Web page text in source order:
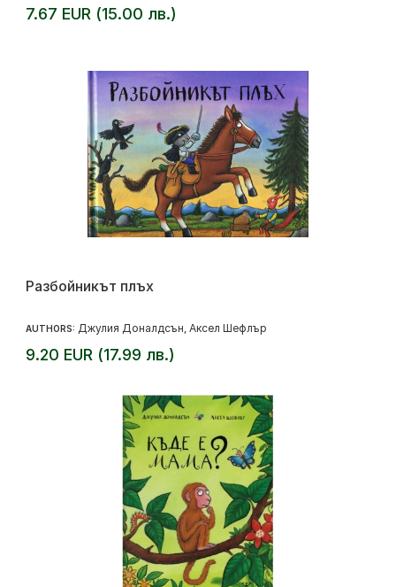
7.67 EUR (15.00 лв.)
Разбойникът плъх
AUTHORS: Джулия Доналдсън Аксел Шефлър
9.20 EUR (17.99 лв.)